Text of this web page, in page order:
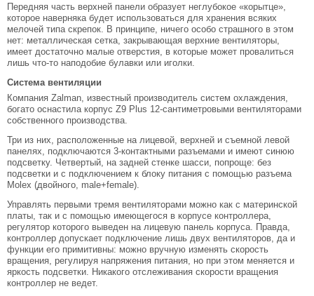
Передняя часть верхней панели образует неглубокое «корытце»,
которое наверняка будет использоваться для хранения всяких
мелочей типа скрепок. В принципе, ничего особо страшного в этом
нет: металлическая сетка, закрывающая верхние вентиляторы,
имеет достаточно малые отверстия, в которые может провалиться
лишь что-то наподобие булавки или иголки.
Система вентиляции
Компания Zalman, известный производитель систем охлаждения,
богато оснастила корпус Z9 Plus 12-сантиметровыми вентиляторами
собственного производства.
Три из них, расположенные на лицевой, верхней и съемной левой
панелях, подключаются 3-контактными разъемами и имеют синюю
подсветку. Четвертый, на задней стенке шасси, попроще: без
подсветки и с подключением к блоку питания с помощью разъема
Molex (двойного, male+female).
Управлять первыми тремя вентиляторами можно как с материнской
платы, так и с помощью имеющегося в корпусе контроллера,
регулятор которого выведен на лицевую панель корпуса. Правда,
контроллер допускает подключение лишь двух вентиляторов, да и
функции его примитивны: можно вручную изменять скорость
вращения, регулируя напряжения питания, но при этом меняется и
яркость подсветки. Никакого отслеживания скорости вращения
контроллер не ведет.